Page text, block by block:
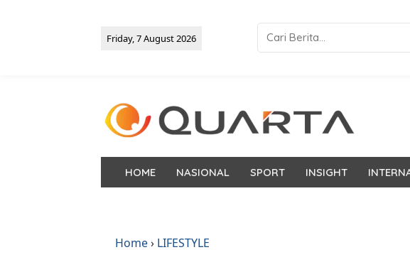
Friday, 7 August 2026
HOME NASIONAL SPORT INSIGHT
Home› LIFESTYLE